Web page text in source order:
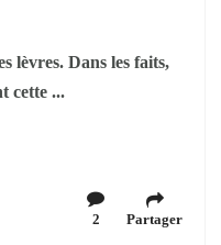
lèvres. Dans les faits,
cette ...
2 Partager